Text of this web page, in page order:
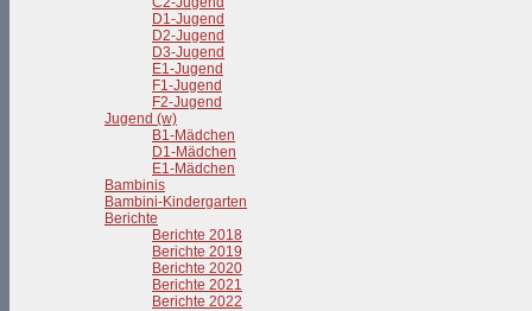
D1-Jugend
D2-Jugend
D3-Jugend
E1-Jugend
F1-Jugend
F2-Jugend
Jugend (w)
B1-Mädchen
D1-Mädchen
E1-Mädchen
Bambinis
Bambini-Kindergarten
Berichte
Berichte 2018
Berichte 2019
Berichte 2020
Berichte 2021
Berichte 2022